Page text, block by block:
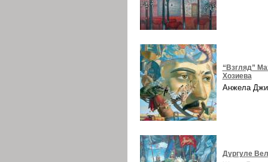
“Взгляд”
Хозиева
Анжела
Дургуле